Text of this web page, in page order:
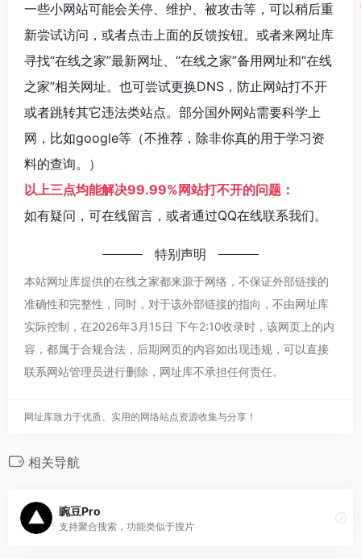
一些小网站可能会关停、维护、被攻击等，可以稍后重
新尝试访问，或者点击上面的反馈按钮。或者来网址库
寻找“在线之家”最新网址、“在线之家”备用网址和“在线
之家”相关网址。也可尝试更换DNS，防止网站打不开
或者跳转其它违法类站点。部分国外网站需要科学上
网，比如google等（不推荐，除非你真的用于学习资
料的查询。）
以上三点均能解决99.99%网站打不开的问题：
如有疑问，可在线留言，或者通过QQ在线联系我们。
特别声明
本站网址库提供的在线之家都来源于网络，不保证外部链接的
准确性和完整性，同时，对于该外部链接的指向，不由网址库
实际控制，在2026年3月15日 下午2:10收录时，该网页上的内
容，都属于合规合法，后期网页的内容如出现违规，可以直接
联系网站管理员进行删除，网址库不承担任何责任。
网址库致力于优质、实用的网络站点资源收集与分享！
相关导航
豌豆Pro
支持聚合搜索，功能类似于搜片